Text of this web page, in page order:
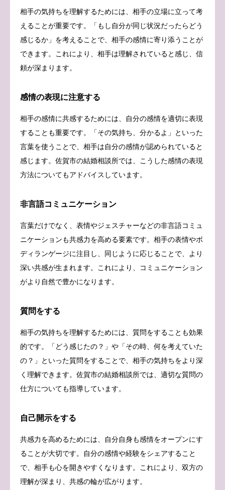
相手の気持ちを理解するためには、相手の立場に立って考
えることが重要です。「もし自分が同じ状況だったらどう
感じるか」を考えることで、相手の感情に寄り添うことが
できます。これにより、相手は理解されていると感じ、信
頼が深まります。
感情の表現に注意する
相手の感情に共感するためには、自分の感情を適切に表現
することも重要です。「その気持ち、分かるよ」といった
言葉を使うことで、相手は自分の感情が認められていると
感じます。佐賀市の結婚相談所では、こうした感情の表現
方法についてもアドバイスしています。
非言語コミュニケーション
言葉だけでなく、表情やジェスチャーなどの非言語コミュ
ニケーションも共感力を高める要素です。相手の表情やボ
ディランゲージに注目し、同じように応じることで、より
深い共感が生まれます。これにより、コミュニケーション
がより自然で豊かになります。
質問をする
相手の気持ちを理解するためには、質問をすることも効果
的です。「どう感じたの？」や「その時、何を考えていた
の？」といった質問をすることで、相手の気持ちをより深
く理解できます。佐賀市の結婚相談所では、適切な質問の
仕方についても指導しています。
自己開示をする
共感力を高めるためには、自分自身も感情をオープンにす
ることが大切です。自分の感情や経験をシェアすること
で、相手も心を開きやすくなります。これにより、双方の
理解が深まり、共感の輪が広がります。